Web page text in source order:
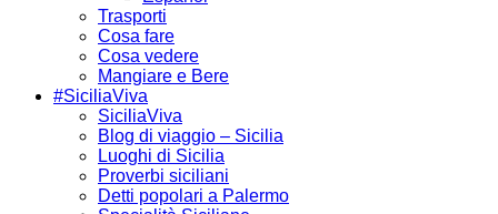
Trasporti
Cosa fare
Cosa vedere
Mangiare e Bere
#SiciliaViva
SiciliaViva
Blog di viaggio – Sicilia
Luoghi di Sicilia
Proverbi siciliani
Detti popolari a Palermo